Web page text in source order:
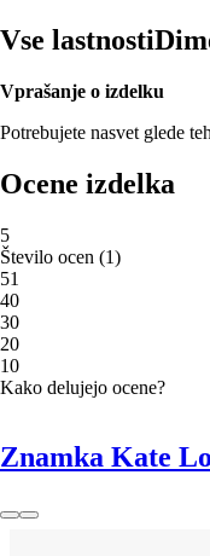
Vse lastnosti
Vprašanje o izdelku
Potrebujete nasvet glede
Ocene izdelka
5
Število ocen (1)
51
40
30
20
10
Kako delujejo ocene?
Znamka Kate